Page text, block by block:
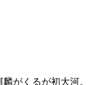
がくるが初大河。